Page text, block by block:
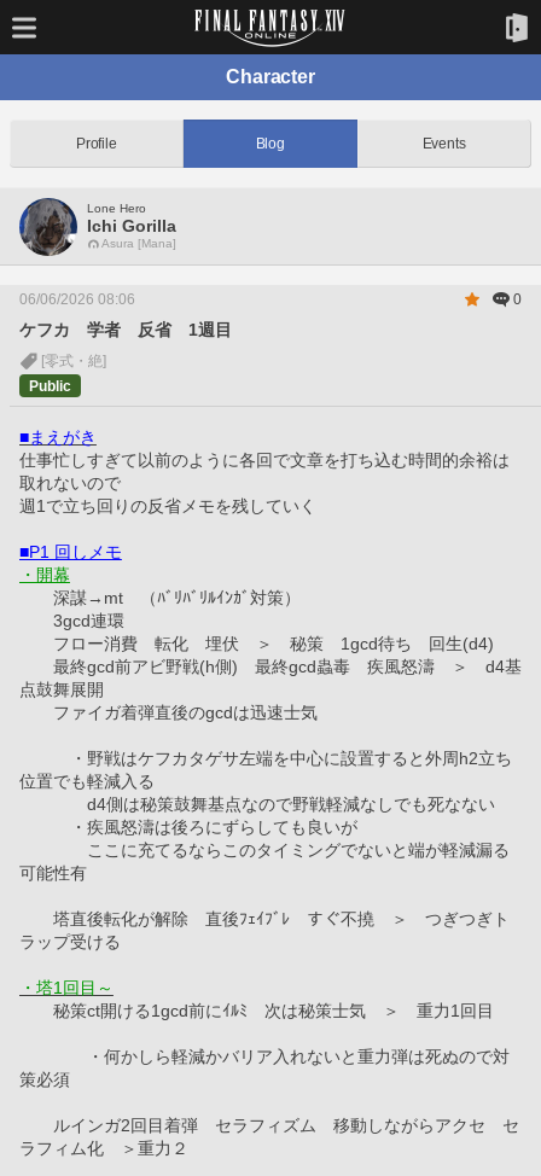
Character
Profile Blog Events
Lone Hero
Ichi Gorilla
Asura [Mana]
06/06/2026 08:06 0
ケフカ 学者 反省 1週目
[零式・絶]
Public
■まえがき
仕事忙しすぎて以前のように各回で文章を打ち込む時間的余裕は
取れないので
週1で立ち回りの反省メモを残していく
■P1 回しメモ
・開幕
深謀→mt　（ﾊﾞﾘﾊﾞﾘﾙｲﾝｶﾞ対策）
3gcd連環
フロー消費　転化　埋伏　＞　秘策　1gcd待ち　回生(d4)
最終gcd前アビ野戦(h側)　最終gcd蟲毒　疾風怒濤　＞　d4基
点鼓舞展開
ファイガ着弾直後のgcdは迅速士気
・野戦はケフカタゲサ左端を中心に設置すると外周h2立ち
位置でも軽減入る
d4側は秘策鼓舞基点なので野戦軽減なしでも死なない
・疾風怒濤は後ろにずらしても良いが
ここに充てるならこのタイミングでないと端が軽減漏る
可能性有
塔直後転化が解除　直後ﾌｪｲﾌﾞﾚ　すぐ不撓　＞　つぎつぎト
ラップ受ける
・塔1回目～
秘策ct開ける1gcd前にｲﾙﾐ　次は秘策士気　＞　重力1回目
・何かしら軽減かバリア入れないと重力弾は死ぬので対
策必須
ルインガ2回目着弾　セラフィズム　移動しながらアクセ　セ
ラフィム化　＞重力２